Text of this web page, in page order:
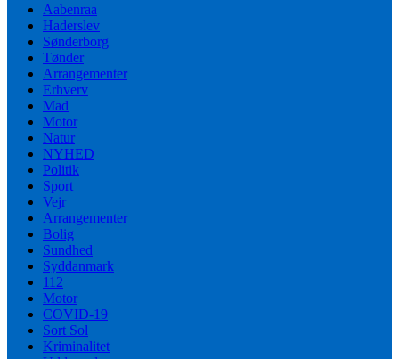
Aabenraa
Haderslev
Sønderborg
Tønder
Arrangementer
Erhverv
Mad
Motor
Natur
NYHED
Politik
Sport
Vejr
Arrangementer
Bolig
Sundhed
Syddanmark
112
Motor
COVID-19
Sort Sol
Kriminalitet